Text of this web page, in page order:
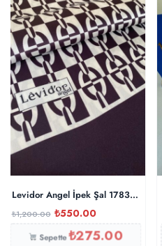
Levidor Angel İpek Şal 17834 –
₺1,200.00 ₺550.00
Sepette₺275.00